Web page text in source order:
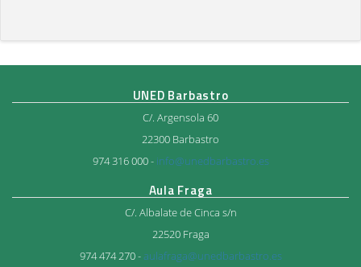
UNED Barbastro
C/. Argensola 60
22300 Barbastro
974 316 000 - info@unedbarbastro.es
Aula Fraga
C/. Albalate de Cinca s/n
22520 Fraga
974 474 270 -aulafraga@unedbarbastro.es